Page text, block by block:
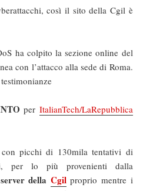
così il sito della Cgil è
ha colpito la sezione online del
con l’attacco alla sede di Roma.
per ItalianTech/LaRepubblica
picchi di 130mila tentativi di
per lo più provenienti dalla
della Cgil proprio mentre i